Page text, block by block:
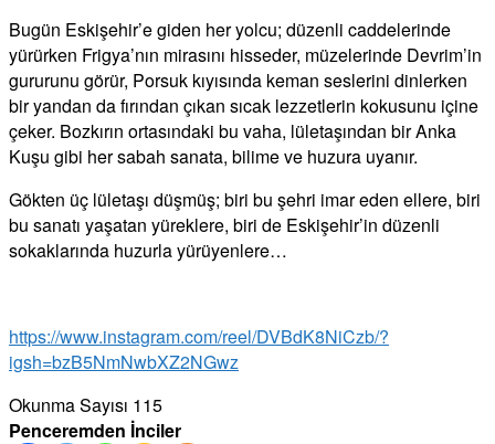
Bugün Eskişehir’e giden her yolcu; düzenli caddelerinde
yürürken Frigya’nın mirasını hisseder, müzelerinde Devrim’in
gururunu görür, Porsuk kıyısında keman seslerini dinlerken
bir yandan da fırından çıkan sıcak lezzetlerin kokusunu içine
çeker. Bozkırın ortasındaki bu vaha, lületaşından bir Anka
Kuşu gibi her sabah sanata, bilime ve huzura uyanır.
Gökten üç lületaşı düşmüş; biri bu şehri imar eden ellere, biri
bu sanatı yaşatan yüreklere, biri de Eskişehir’in düzenli
sokaklarında huzurla yürüyenlere…
https://www.instagram.com/reel/DVBdK8NiCzb/?
igsh=bzB5NmNwbXZ2NGwz
Okunma Sayısı 115
Penceremden İnciler